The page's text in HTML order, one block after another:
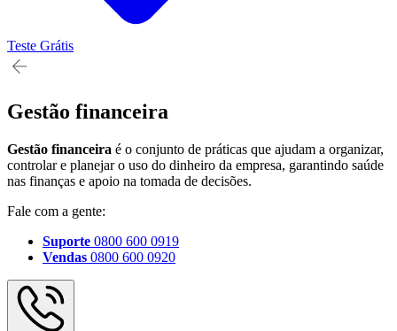
Teste Grátis
Empresas
Gestão financeira
Gestão financeira é o conjunto de práticas que ajudam a organizar,
controlar e planejar o uso do dinheiro da empresa, garantindo saúde
nas finanças e apoio na tomada de decisões.
Fale com a gente:
Suporte 0800 600 0919
Vendas 0800 600 0920